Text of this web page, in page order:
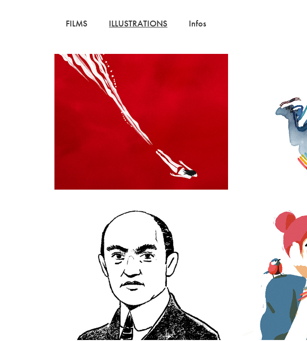
FILMS ILLUSTRATIONS Infos
LES 3
ÉLÉPHANTS
AU
LES ÉCHOS